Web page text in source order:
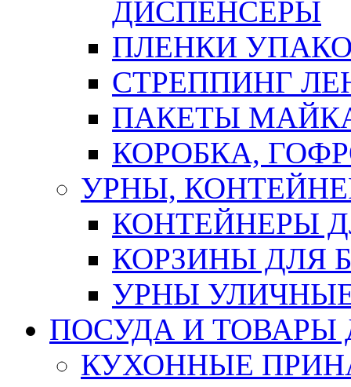
ДИСПЕНСЕРЫ
ПЛЕНКИ
СТРЕППИНГ
ПАКЕТЫ
КОРОБКА,
УРНЫ,
КОНТЕЙНЕРЫ
КОРЗИНЫ ДЛЯ
УРНЫ
ПОСУДА И ТОВАРЫ
КУХОННЫЕ